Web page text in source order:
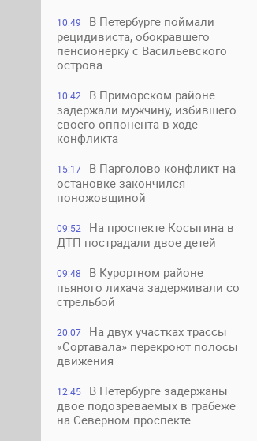
10:49
В Петербурге поймали
рецидивиста, обокравшего
пенсионерку с Васильевского
острова
10:42
В Приморском районе
задержали мужчину, избившего
своего оппонента в ходе
конфликта
15:17
В Парголово конфликт на
остановке закончился
поножовщиной
09:52
На проспекте Косыгина в
ДТП пострадали двое детей
09:48
В Курортном районе
пьяного лихача задерживали со
стрельбой
20:07
На двух участках трассы
«Сортавала» перекроют полосы
движения
12:45
В Петербурге задержаны
двое подозреваемых в грабеже
на Северном проспекте